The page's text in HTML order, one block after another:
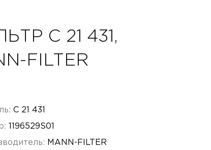
C 21 431,
FILTER
C 21 431
1196529S01
MANN-FILTER